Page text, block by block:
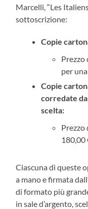
Marcelli, “Les
sottoscrizione:
Copie
Prezzo
per
Copie
corredate
scelta:
Prezzo
180,00
Ciascuna di queste
a mano e firmata
di formato più
in sale d’argento,